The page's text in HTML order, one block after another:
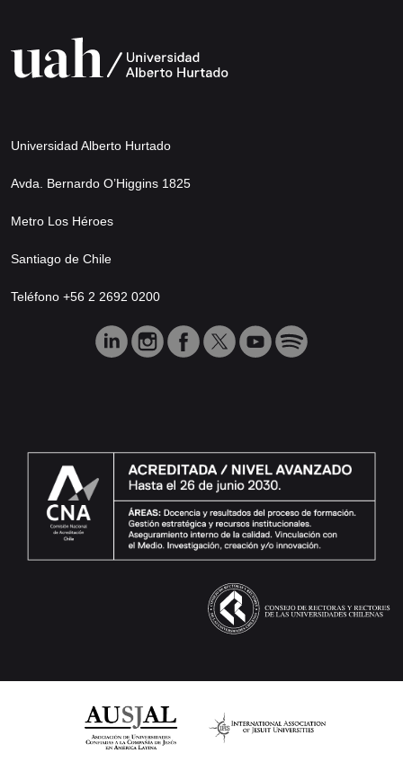
Universidad Alberto Hurtado
Avda. Bernardo O’Higgins 1825
Metro Los Héroes
Santiago de Chile
Teléfono +56 2 2692 0200